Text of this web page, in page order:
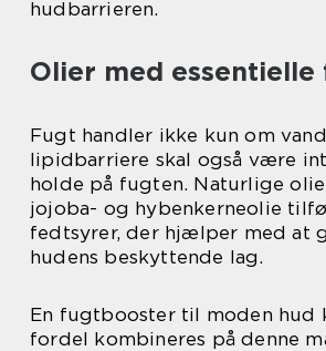
hudbarrieren.
Olier med
Fugt handler ikke kun om
lipidbarriere skal også være
holde på fugten. Naturlige
jojoba- og hybenkerneolie
fedtsyrer, der hjælper med at
hudens beskyttende lag.
En fugtbooster til moden hud
fordel kombineres på denne